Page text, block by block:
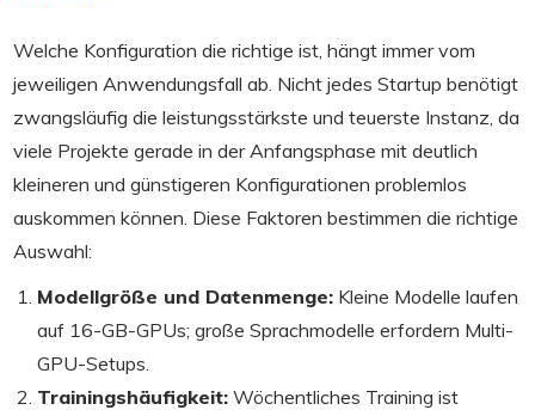
Welche Konfiguration die richtige ist, hängt immer vom
jeweiligen Anwendungsfall ab. Nicht jedes Startup benötigt
zwangsläufig die leistungsstärkste und teuerste Instanz, da
viele Projekte gerade in der Anfangsphase mit deutlich
kleineren und günstigeren Konfigurationen problemlos
auskommen können. Diese Faktoren bestimmen die richtige
Auswahl:
Modellgröße und Datenmenge: Kleine Modelle laufen
auf 16-GB-GPUs; große Sprachmodelle erfordern Multi-
GPU-Setups.
Trainingshäufigkeit: Wöchentliches Training ist